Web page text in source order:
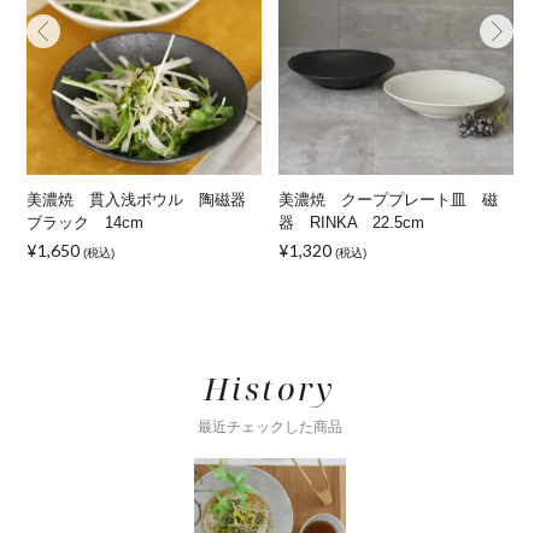
美濃焼 貫入浅ボウル 陶磁器
ブラック 14cm
¥1,650 (税込)
美濃焼 クーププレート皿 磁
器 RINKA 22.5cm
¥1,320 (税込)
History
最近チェックした商品